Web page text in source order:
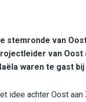
stemronde van
van Oost
waren te gast bij
idee achter Oost